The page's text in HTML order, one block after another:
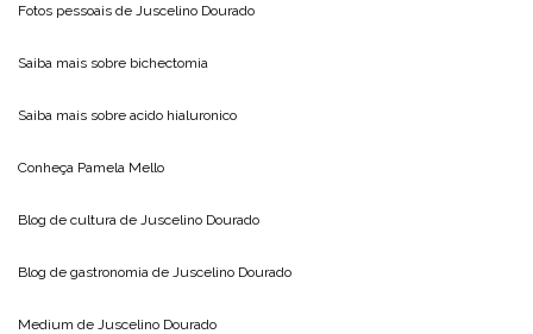
Fotos pessoais de Juscelino Dourado
Saiba mais sobre bichectomia
Saiba mais sobre acido hialuronico
Conheça Pamela Mello
Blog de cultura de Juscelino Dourado
Blog de gastronomia de Juscelino Dourado
Medium de Juscelino Dourado